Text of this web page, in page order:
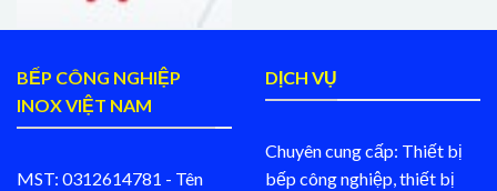
BẾP CÔNG NGHIỆP
INOX VIỆT NAM
MST: 0312614781 - Tên
DỊCH VỤ
Chuyên cung cấp: Thiết bị
bếp công nghiệp, thiết bị